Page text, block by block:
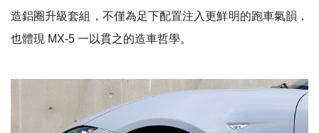
造鋁圈升級套組，不僅為足下配置注入更鮮明的跑車氣韻，
也體現 MX-5 一以貫之的造車哲學。